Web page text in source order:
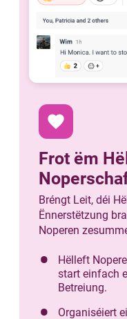
favorite
Frot ëm
Bréngt Leit, déi
Ënnerstëtzung
Noperen
Hëlleft
start einfach
Betreiung.
Organiséiert